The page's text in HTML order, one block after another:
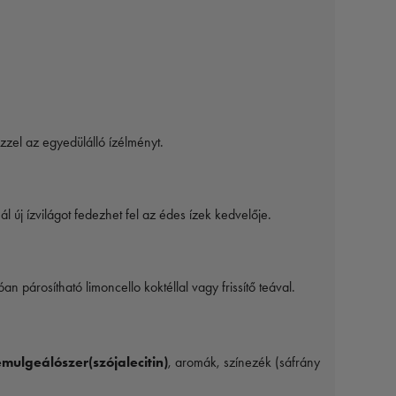
az egyedülálló ízélményt.
új ízvilágot fedezhet fel az édes ízek kedvelője.
párosítható limoncello koktéllal vagy frissítő teával.
, aromák, színezék (sáfrány